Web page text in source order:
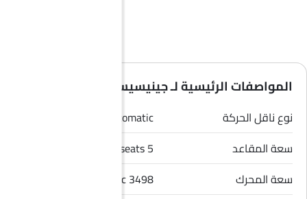
المواصفات الرئيسية لـ جينيسيس G90 2026
نوع ناقل الحركة
Automatic
سعة المقاعد
5 seats
سعة المحرك
3498 cc